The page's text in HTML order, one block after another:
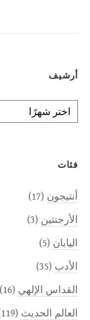
أرشيف
أرشيف
فئات
أنتيجون (17)
الأرجنتين (3)
اليابان (5)
الأدب (35)
القداس الإلهي (16)
العالم الحديث (119)